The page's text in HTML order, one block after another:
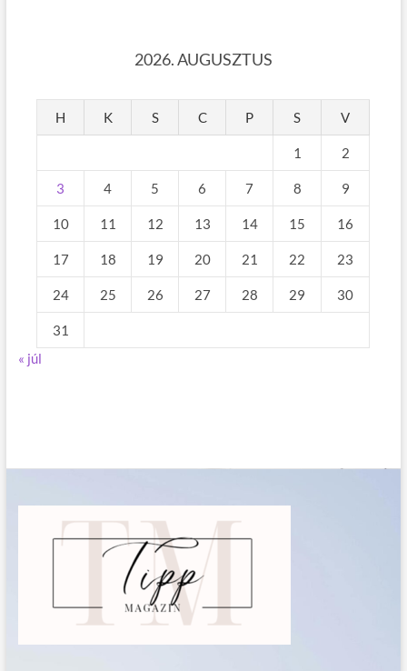
2026. AUGUSZTUS
H K S C P S V
1 2
3 4 5 6 7 8 9
10 11 12 13 14 15 16
17 18 19 20 21 22 23
24 25 26 27 28 29 30
31
« júl